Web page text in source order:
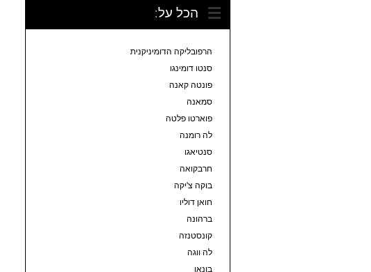
הכל על:
הרפובליקה הדומיניקנית
סנטו דומינגו
פונטה קאנה
סמאנה
פוארטו פלטה
לה רומנה
סנטיאגו
חרבקואה
בוקה צ'יקה
חואן דוליו
ברהונה
קונסטנזה
לה ווגה
בונאו